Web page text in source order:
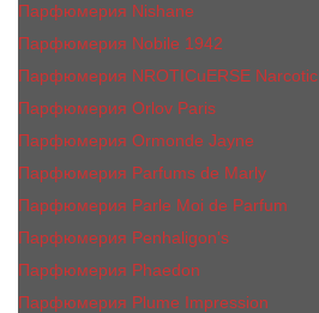
Парфюмерия Nishane
Парфюмерия Nobile 1942
Парфюмерия NROTICuERSE Narcotic
Парфюмерия Orlov Paris
Парфюмерия Ormonde Jayne
Парфюмерия Parfums de Marly
Парфюмерия Parle Moi de Parfum
Парфюмерия Penhaligon's
Парфюмерия Phaedon
Парфюмерия Plume Impression